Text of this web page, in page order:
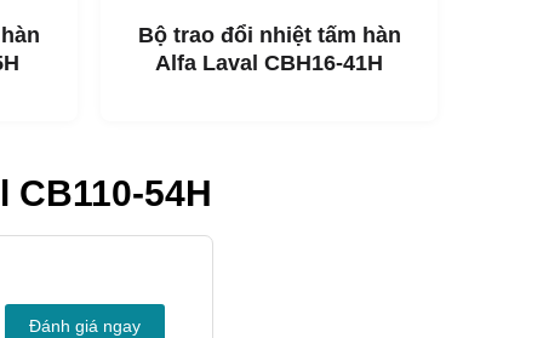
Bộ trao đổi nhiệt tấm hàn
Alfa Laval CBH16-41H
54H
Đánh giá ngay